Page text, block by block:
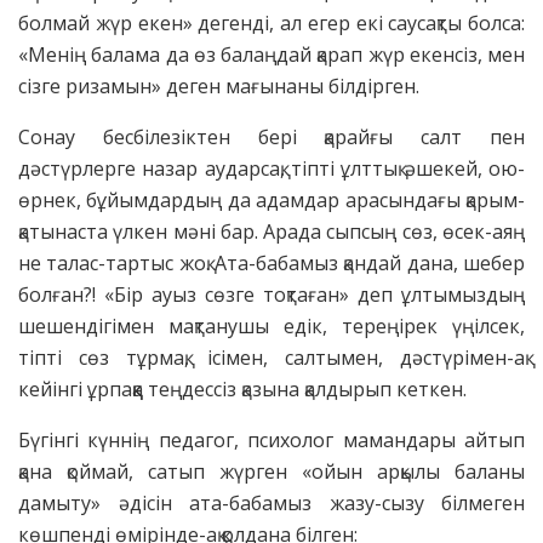
болмай жүр екен» дегенді, ал егер екі саусақты болса:
«Менің балама да өз балаңдай қарап жүр екенсіз, мен
сізге ризамын» деген мағынаны білдірген.
Сонау бесбілезіктен бері қарайғы салт пен
дәстүрлерге назар аударсақ, тіпті ұлттық әшекей, ою-
өрнек, бұйымдардың да адамдар арасындағы қарым-
қатынаста үлкен мәні бар. Арада сыпсың сөз, өсек-аяң
не талас-тартыс жоқ. Ата-бабамыз қандай дана, шебер
болған?! «Бір ауыз сөзге тоқтаған» деп ұлтымыздың
шешендігімен мақтанушы едік, тереңірек үңілсек,
тіпті сөз тұрмақ, ісімен, салтымен, дәстүрімен-ақ
кейінгі ұрпаққа теңдессіз қазына қалдырып кеткен.
Бүгінгі күннің педагог, психолог мамандары айтып
қана қоймай, сатып жүрген «ойын арқылы баланы
дамыту» әдісін ата-бабамыз жазу-сызу білмеген
көшпенді өмірінде-ақ қолдана білген: